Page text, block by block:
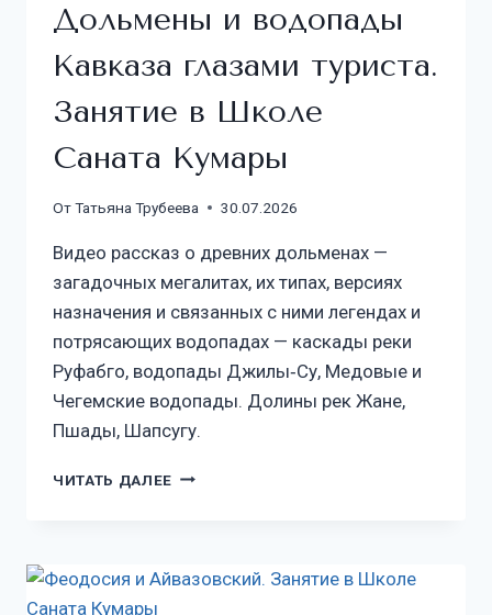
Дольмены и водопады
Кавказа глазами туриста.
Занятие в Школе
Саната Кумары
ОтТатьяна Трубеева 30.07.2026
Видео рассказ о древних дольменах —
загадочных мегалитах, их типах, версиях
назначения и связанных с ними легендах и
потрясающих водопадах — каскады реки
Руфабго, водопады Джилы‑Су, Медовые и
Чегемские водопады. Долины рек Жане,
Пшады, Шапсугу.
ЧИТАТЬ ДАЛЕЕ